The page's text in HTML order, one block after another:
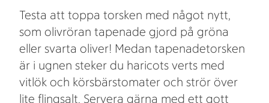
Testa att toppa torsken med något nytt,
som olivröran tapenade gjord på gröna
eller svarta oliver! Medan tapenadetorsken
är i ugnen steker du haricots verts med
vitlök och körsbärstomater och strör över
lite flingsalt. Servera gärna med ett gott